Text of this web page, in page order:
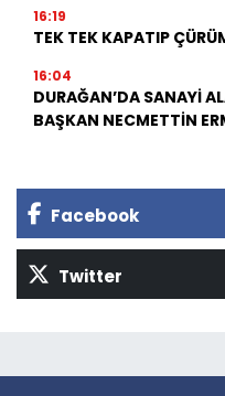
16:19
TEK TEK KAPATIP
16:04
DURAĞAN’DA SANAYİ
BAŞKAN NECMETTİN
Facebook
Twitter